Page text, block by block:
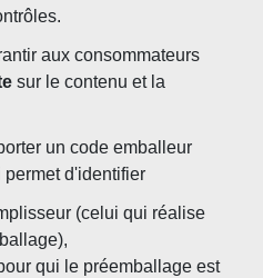
aux consommateurs
sur le contenu et la
un code emballeur
permet d'identifier
(celui qui réalise
qui le préemballage est